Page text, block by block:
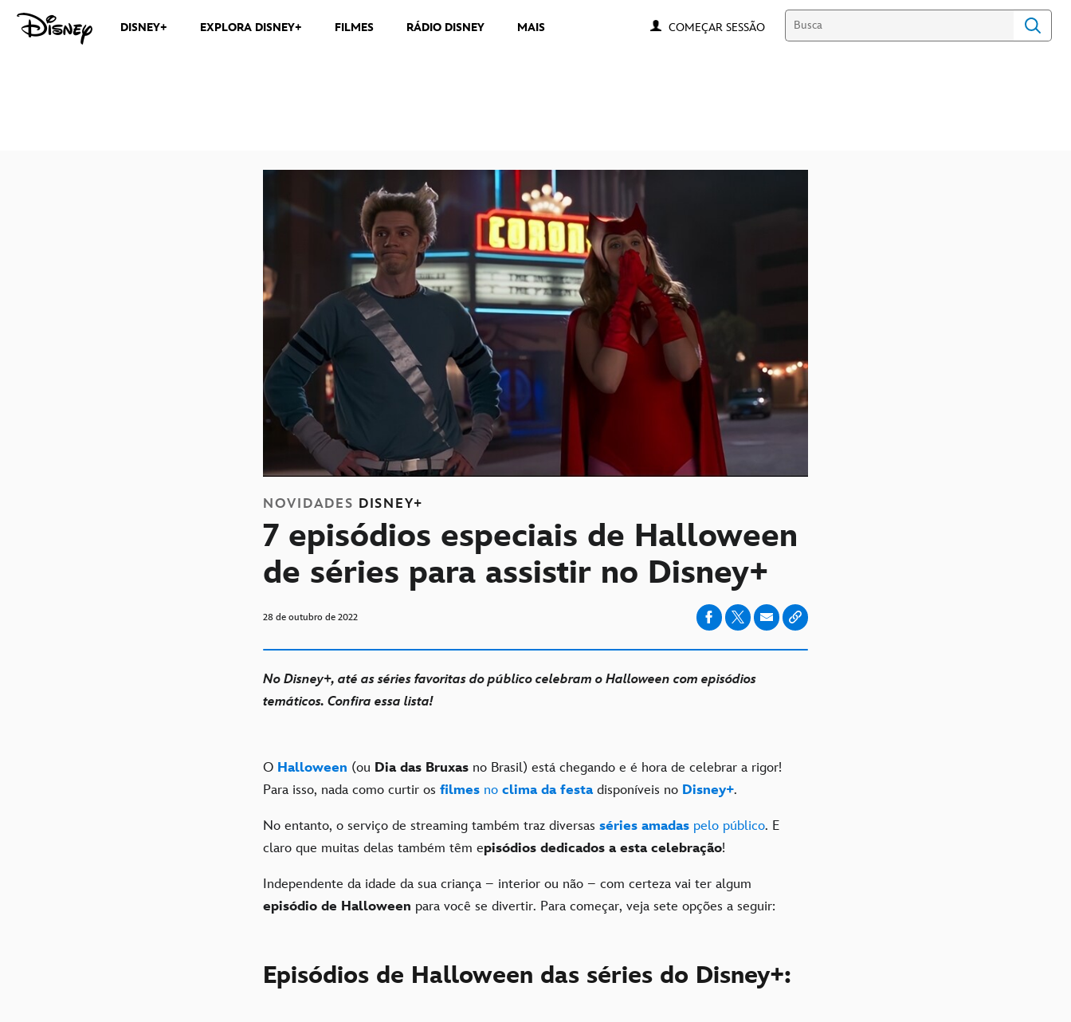
DISNEY+ EXPLORA DISNEY+ FILMES RÁDIO DISNEY MAIS COMEÇAR SESSÃO
NOVIDADES DISNEY+
7 episódios especiais de Halloween
de séries para assistir no Disney+
28 de outubro de 2022
No Disney+, até as séries favoritas do público celebram o Halloween com episódios
temáticos. Confira essa lista!
O Halloween (ou Dia das Bruxas no Brasil) está chegando e é hora de celebrar a rigor!
Para isso, nada como curtir os filmes no clima da festadisponíveis no Disney+.
No entanto, o serviço de streaming também traz diversas séries amadas pelo público. E
claro que muitas delas também têm episódios dedicados a esta celebração!
Independente da idade da sua criança – interior ou não – com certeza vai ter algum
episódio de Halloween para você se divertir. Para começar, veja sete opções a seguir:
Episódios de Halloween das séries do Disney+: